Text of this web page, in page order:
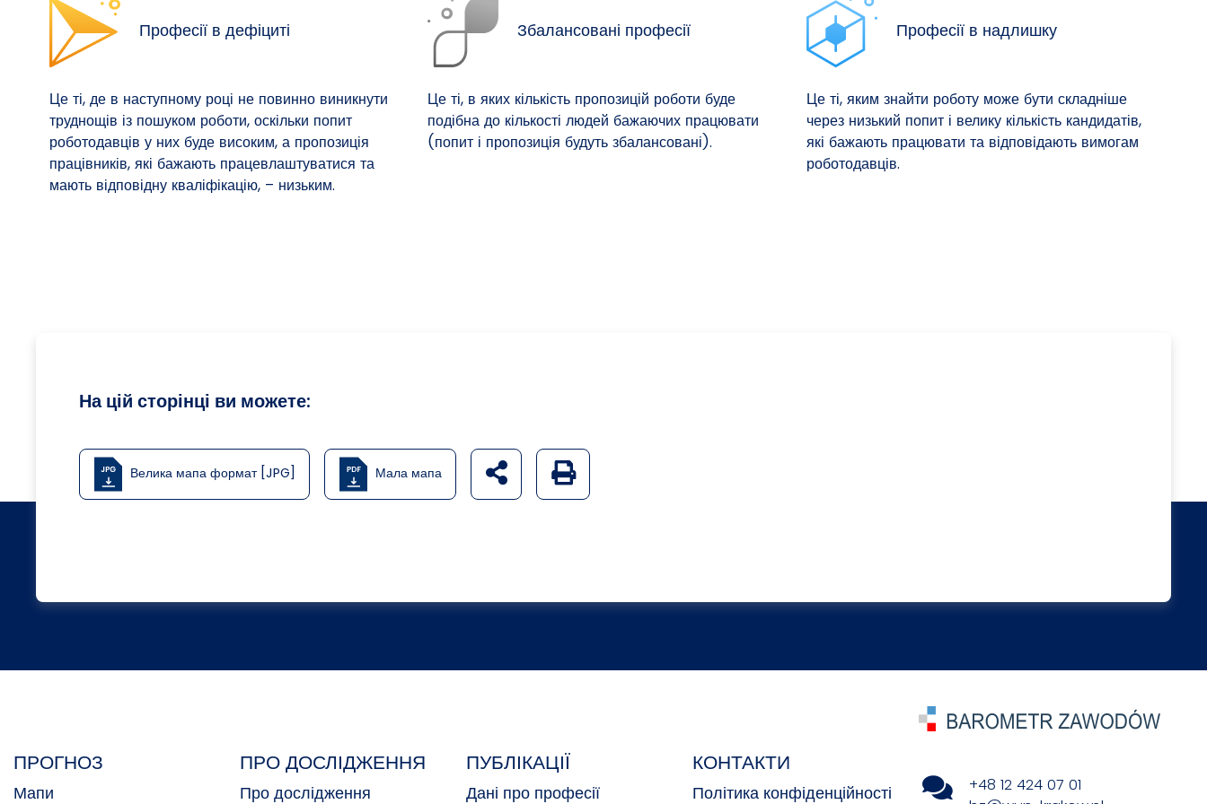
Професії в дефіциті
Це ті, де в наступному році не повинно виникнути
труднощів із пошуком роботи, оскільки попит
роботодавців у них буде високим, а пропозиція
працівників, які бажають працевлаштуватися та
мають відповідну кваліфікацію, – низьким.
Збалансовані професії
Це ті, в яких кількість пропозицій роботи буде
подібна до кількості людей бажаючих працювати
(попит і пропозиція будуть збалансовані).
Професії в надлишку
Це ті, яким знайти роботу може бути складніше
через низький попит і велику кількість кандидатів,
які бажають працювати та відповідають вимогам
роботодавців.
На цій сторінці ви можете:
Велика мапа формат [JPG] Мала мапа udostępnij na social mediach
Generuj wersję PDF strony
ПРОГНОЗ
Мапи
ПРО ДОСЛІДЖЕННЯ
Про дослідження
ПУБЛІКАЦІЇ
Дані про професії
КОНТАКТИ
Політика конфіденційності
+48 12 424 07 01